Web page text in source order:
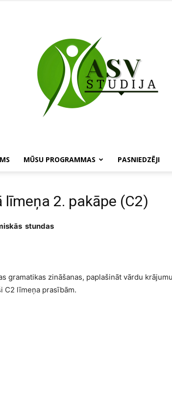
MŪSU PROGRAMMAS PASNIEDZĒJI
2. pakāpe (C2)
stundas
gramatikas zināšanas, paplašināt vārdu
C2 līmeņa prasībām.